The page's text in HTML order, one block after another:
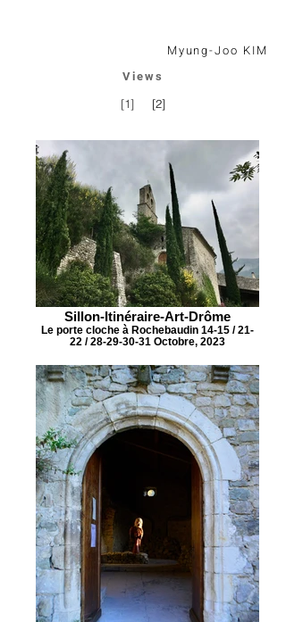
Myung-Joo KIM
Views
[1] [2]
Sillon-Itinéraire-Art-Drôme
Le porte cloche à Rochebaudin 14-15 / 21-
22 / 28-29-30-31 Octobre, 2023